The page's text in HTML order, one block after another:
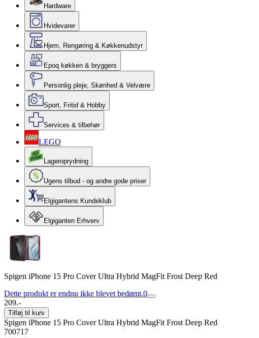
Hardware
Hvidevarer
Hjem, Rengøring & Køkkenudstyr
Epoq køkken & bryggers
Personlig pleje, Skønhed & Velvære
Sport, Fritid & Hobby
Services & tilbehør
LEGO
Lageroprydning
Ugens tilbud - og andre gode priser
Elgigantens Kundeklub
Elgiganten Erhverv
Spigen iPhone 15 Pro Cover Ultra Hybrid MagFit Frost Deep Red
Dette produkt er endnu ikke blevet bedømt.0
209.-
Tilføj til kurv
Spigen iPhone 15 Pro Cover Ultra Hybrid MagFit Frost Deep Red
700717